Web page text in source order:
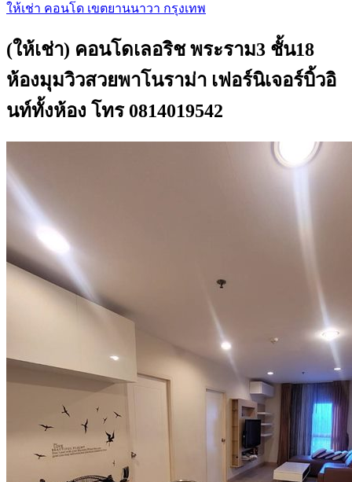
ให้เช่า คอนโด เขตยานนาวา กรุงเทพ
(ให้เช่า) คอนโดเลอริช พระราม3 ชั้น18
ห้องมุมวิวสวยพาโนราม่า เฟอร์นิเจอร์บิ้วอิ
นท์ทั้งห้อง โทร 0814019542